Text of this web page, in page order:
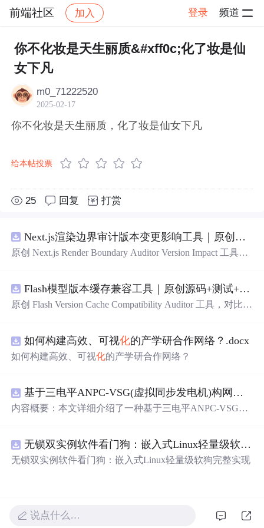
前端社区 加入 登录 频道
社区 前端社区 感慨 帖子详情
你不化妆是天生丽质&#xff0c;化了妆是仙
女下凡
m0_71222520
2025-02-17
你不化妆是天生丽质，化了妆是仙女下凡
给本帖投票
25 回复 打赏
Next.js渲染边界审计版本变更影响工具｜原创源码+测试+离线报告
原创 Next.js Render Boundary Auditor Version Impact 工具，
入约定、规则参数、结果结构和风险项，识别变更影响。
压缩包包含完整源码、3 项自动化测试、可复现合成示
原创与授权声明。运行时零第三方依赖，不包含热点产品
或开源项目源码、Logo、官方截图、论文、生产日志或其
他受限素材。
Flash模型版本缓存兼容工具｜原创源码+测试+离线报告
原创 Flash Version Cache Compatibility Auditor 工具，对比两
复现合成示例、离线 HTML/JSON/SVG 报告、1080×720
真实运行效果图、README、运行说明、功能清单、MIT
日志或其他受限素材。
如何构建高效、可视化的产学研合作网络？.docx
如何构建高效、可视化的产学研合作网络？
基于三电平ANPC-VSG(虚拟同步发电机)构网型逆变器控制+双闭环+中点电位平衡控制
内容概要：本文详细介绍了一种基于三电平ANPC-VSG
能系统并网的Simulink仿真模型。该模型为未发表的原创研
究成果，涵盖了逆变器在并网过程中的动态响应、稳定性
群：面向具备电力电子、新能源并网或自动控制理论基础
无锁双实例软件看门狗：嵌入式Linux轻量级软狗完整实现
无锁双实例软件看门狗：嵌入式Linux轻量级软狗完整实现
说点什么…